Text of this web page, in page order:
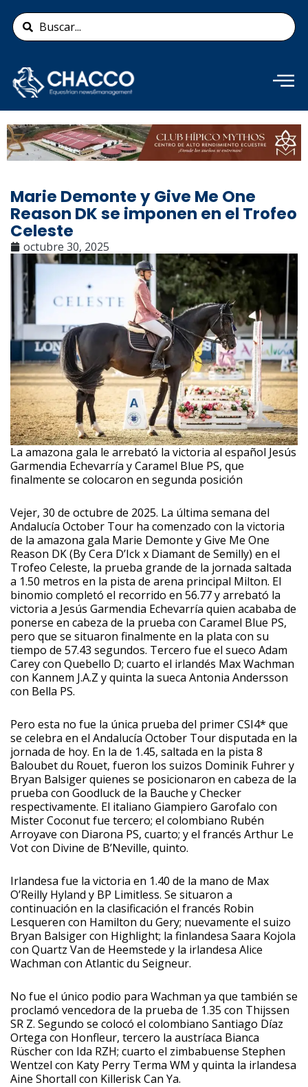
contenido
Search
...
Añade aquí tu texto de
cabecera
Marie Demonte y Give Me One
Reason DK se imponen en el Trofeo
Celeste
octubre 30, 2025
La amazona gala le arrebató la victoria al español Jesús
Garmendia Echevarría y Caramel Blue PS, que
finalmente se colocaron en segunda posición
Vejer, 30 de octubre de 2025. La última semana del
Andalucía October Tour ha comenzado con la victoria
de la amazona gala Marie Demonte y Give Me One
Reason DK (By Cera D’Ick x Diamant de Semilly) en el
Trofeo Celeste, la prueba grande de la jornada saltada
a 1.50 metros en la pista de arena principal Milton. El
binomio completó el recorrido en 56.77 y arrebató la
victoria a Jesús Garmendia Echevarría quien acababa de
ponerse en cabeza de la prueba con Caramel Blue PS,
pero que se situaron finalmente en la plata con su
tiempo de 57.43 segundos. Tercero fue el sueco Adam
Carey con Quebello D; cuarto el irlandés Max Wachman
con Kannem J.A.Z y quinta la sueca Antonia Andersson
con Bella PS.
Pero esta no fue la única prueba del primer CSI4* que
se celebra en el Andalucía October Tour disputada en la
jornada de hoy. En la de 1.45, saltada en la pista 8
Baloubet du Rouet, fueron los suizos Dominik Fuhrer y
Bryan Balsiger quienes se posicionaron en cabeza de la
prueba con Goodluck de la Bauche y Checker
respectivamente. El italiano Giampiero Garofalo con
Mister Coconut fue tercero; el colombiano Rubén
Arroyave con Diarona PS, cuarto; y el francés Arthur Le
Vot con Divine de B’Neville, quinto.
Irlandesa fue la victoria en 1.40 de la mano de Max
O’Reilly Hyland y BP Limitless. Se situaron a
continuación en la clasificación el francés Robin
Lesqueren con Hamilton du Gery; nuevamente el suizo
Bryan Balsiger con Highlight; la finlandesa Saara Kojola
con Quartz Van de Heemstede y la irlandesa Alice
Wachman con Atlantic du Seigneur.
No fue el único podio para Wachman ya que también se
proclamó vencedora de la prueba de 1.35 con Thijssen
SR Z. Segundo se colocó el colombiano Santiago Díaz
Ortega con Honfleur, tercero la austríaca Bianca
Rüscher con Ida RZH; cuarto el zimbabuense Stephen
Wentzel con Katy Perry Terma WM y quinta la irlandesa
Aine Shortall con Killerisk Can Ya.